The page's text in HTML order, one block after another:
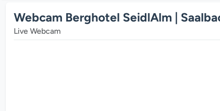
Webcam Berghotel SeidlAlm |
Live Webcam